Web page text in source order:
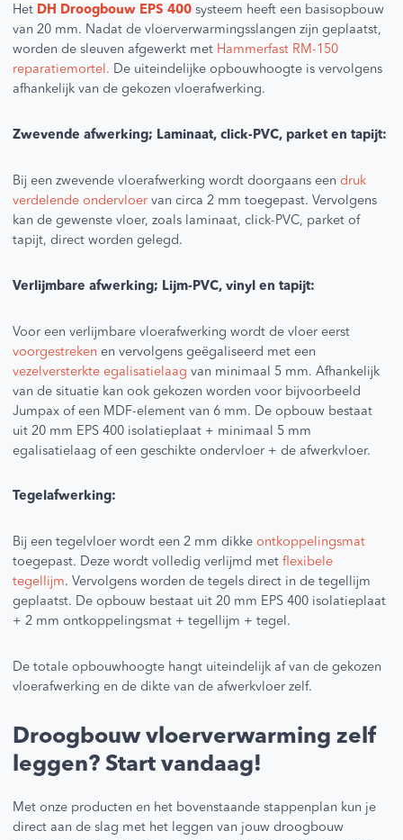
Het DH Droogbouw EPS 400 systeem heeft een basisopbouw
van 20 mm. Nadat de vloerverwarmingsslangen zijn geplaatst,
worden de sleuven afgewerkt met Hammerfast RM-150
reparatiemortel. De uiteindelijke opbouwhoogte is vervolgens
afhankelijk van de gekozen vloerafwerking.
Zwevende afwerking; Laminaat, click-PVC, parket en tapijt:
Bij een zwevende vloerafwerking wordt doorgaans eendruk
verdelende ondervloer van circa 2 mm toegepast. Vervolgens
kan de gewenste vloer, zoals laminaat, click-PVC, parket of
tapijt, direct worden gelegd.
Verlijmbare afwerking; Lijm-PVC, vinyl en tapijt:
Voor een verlijmbare vloerafwerking wordt de vloer eerst
voorgestreken en vervolgens geëgaliseerd met een
vezelversterkte egalisatielaag van minimaal 5 mm. Afhankelijk
van de situatie kan ook gekozen worden voor bijvoorbeeld
Jumpax of een MDF-element van 6 mm. De opbouw bestaat
uit 20 mm EPS 400 isolatieplaat + minimaal 5 mm
egalisatielaag of een geschikte ondervloer + de afwerkvloer.
Tegelafwerking:
Bij een tegelvloer wordt een 2 mm dikkeontkoppelingsmat
toegepast. Deze wordt volledig verlijmd metflexibele
tegellijm. Vervolgens worden de tegels direct in de tegellijm
geplaatst. De opbouw bestaat uit 20 mm EPS 400 isolatieplaat
+ 2 mm ontkoppelingsmat + tegellijm + tegel.
De totale opbouwhoogte hangt uiteindelijk af van de gekozen
vloerafwerking en de dikte van de afwerkvloer zelf.
Droogbouw vloerverwarming zelf
leggen? Start vandaag!
Met onze producten en het bovenstaande stappenplan kun je
direct aan de slag met het leggen van jouw droogbouw